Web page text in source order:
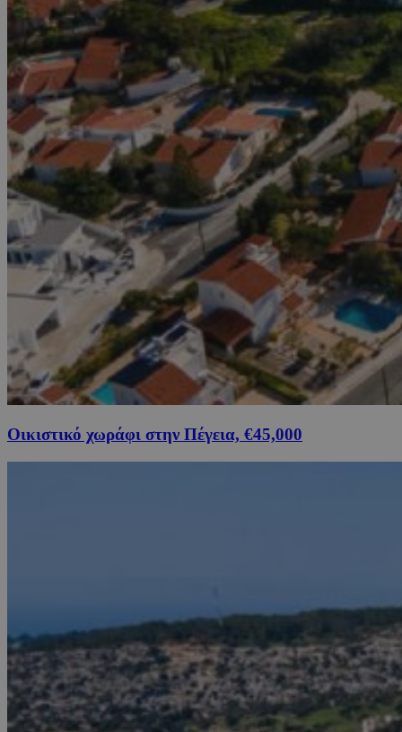
Οικιστικό χωράφι στην Πέγεια, €45,000